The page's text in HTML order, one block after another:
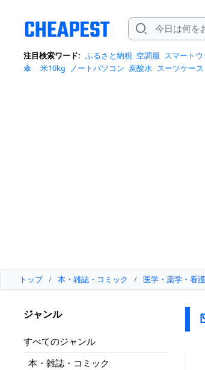
注目検索ワード: ふるさと納税 空調服 スマート
傘
米10kg ノートパソコン 炭酸水 スーツケース
トップ / 本・雑誌・コミック / 医学・薬学・看護
ジャンル
すべてのジャンル
本・雑誌・コミック